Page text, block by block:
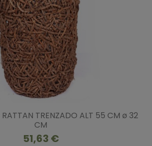
RATTAN TRENZADO ALT 55 CM ø 32
CM
51,63 €